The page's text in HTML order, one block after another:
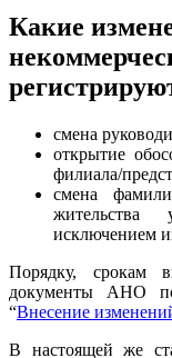
Какие
смена
открытие
филиала/
смена
жительства
исключением
Порядку, срокам
документы АНО
“Внесение
В настоящей же